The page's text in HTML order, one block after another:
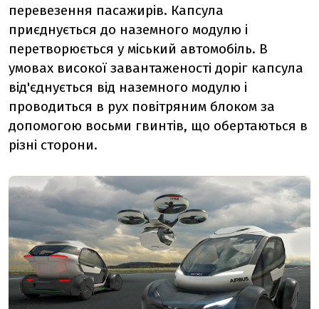
перевезення пасажирів. Капсула
приєднується до наземного модулю і
перетворюється у міський автомобіль. В
умовах високої завантаженості доріг капсула
від'єднується від наземного модулю і
проводиться в рух повітряним блоком за
допомогою восьми гвинтів, що обертаються в
різні сторони.